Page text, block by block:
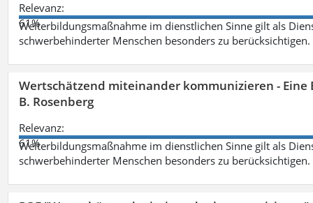
Relevanz:
61%
Weiterbildungsmaßnahme im dienstlichen Sinne gilt als
schwerbehinderter Menschen besonders zu berücksichtigen.
Wertschätzend miteinander kommunizieren -
B. Rosenberg
Relevanz:
61%
Weiterbildungsmaßnahme im dienstlichen Sinne gilt als
schwerbehinderter Menschen besonders zu berücksichtigen.